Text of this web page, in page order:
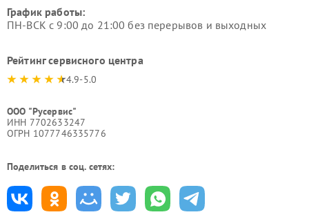
График работы:
ПН-ВСК с 9:00 до 21:00 без перерывов и выходных
Рейтинг сервисного центра
4.9-5.0
ООО "Русервис"
ИНН 7702633247
ОГРН 1077746335776
Поделиться в соц. сетях: